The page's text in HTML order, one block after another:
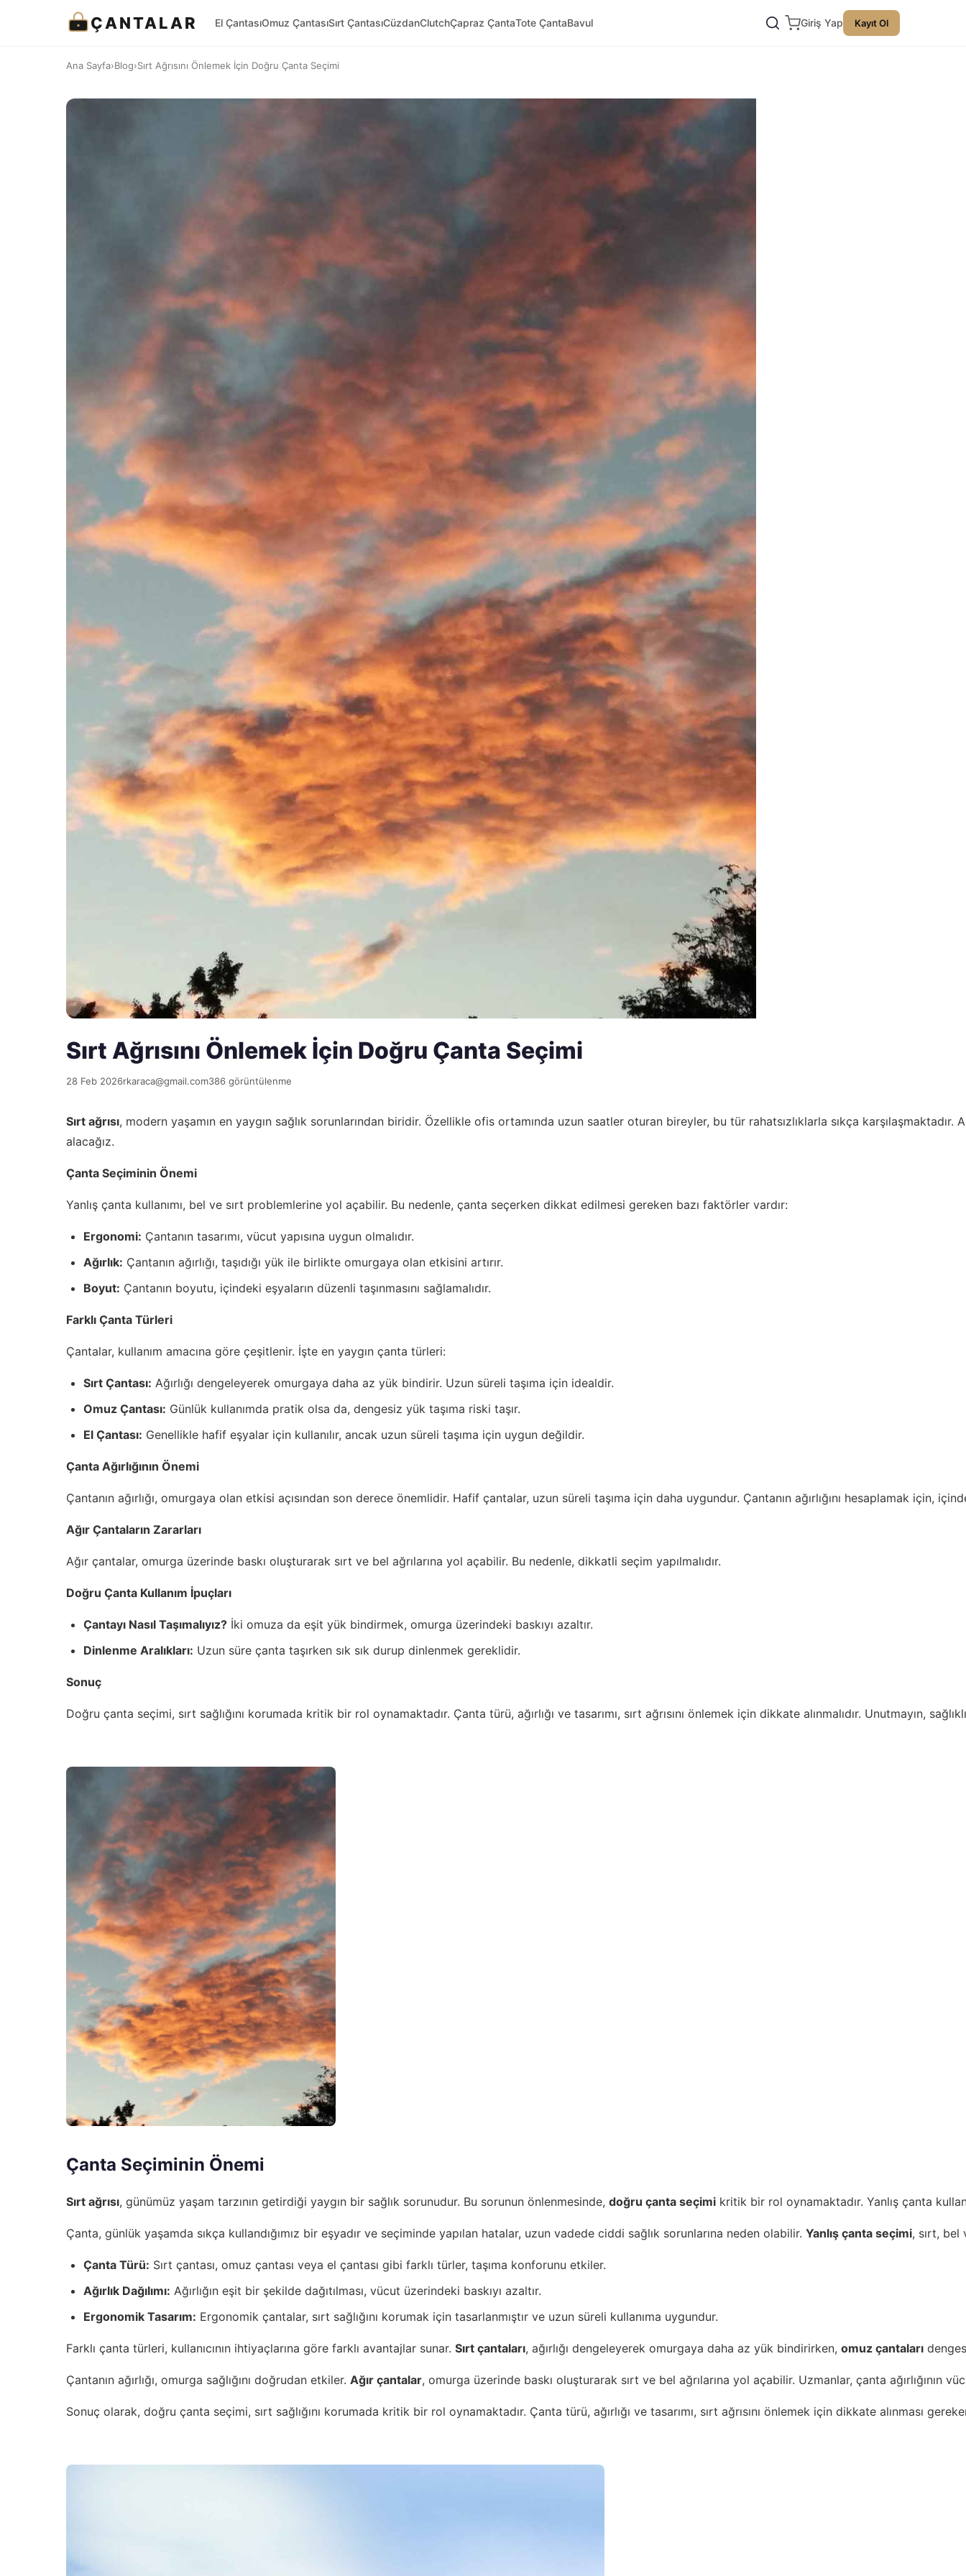
ÇANTALAR El ÇantasıOmuz ÇantasıSırt ÇantasıCüzdanClutchÇapraz ÇantaTote ÇantaBavul Giriş Yap Kayıt Ol
Ana Sayfa›Blog›Sırt Ağrısını Önlemek İçin Doğru Çanta Seçimi
Sırt Ağrısını Önlemek İçin Doğru Çanta Seçimi
28 Feb 2026rkaraca@gmail.com386 görüntülenme
Sırt ağrısı, modern yaşamın en yaygın sağlık sorunlarından biridir. Özellikle ofis ortamında uzun saatler oturan bireyler, bu tür rahatsızlıklarla sıkça
alacağız.
Çanta Seçiminin Önemi
Yanlış çanta kullanımı, bel ve sırt problemlerine yol açabilir. Bu nedenle, çanta seçerken dikkat edilmesi gereken bazı faktörler vardır:
Ergonomi: Çantanın tasarımı, vücut yapısına uygun olmalıdır.
Ağırlık: Çantanın ağırlığı, taşıdığı yük ile birlikte omurgaya olan etkisini artırır.
Boyut: Çantanın boyutu, içindeki eşyaların düzenli taşınmasını sağlamalıdır.
Farklı Çanta Türleri
Çantalar, kullanım amacına göre çeşitlenir. İşte en yaygın çanta türleri:
Sırt Çantası: Ağırlığı dengeleyerek omurgaya daha az yük bindirir. Uzun süreli taşıma için idealdir.
Omuz Çantası: Günlük kullanımda pratik olsa da, dengesiz yük taşıma riski taşır.
El Çantası: Genellikle hafif eşyalar için kullanılır, ancak uzun süreli taşıma için uygun değildir.
Çanta Ağırlığının Önemi
Çantanın ağırlığı, omurgaya olan etkisi açısından son derece önemlidir. Hafif çantalar, uzun süreli taşıma için daha uygundur. Çantanın ağırlığını hesaplamak için,
Ağır Çantaların Zararları
Ağır çantalar, omurga üzerinde baskı oluşturarak sırt ve bel ağrılarına yol açabilir. Bu nedenle, dikkatli seçim yapılmalıdır.
Doğru Çanta Kullanım İpuçları
Çantayı Nasıl Taşımalıyız? İki omuza da eşit yük bindirmek, omurga üzerindeki baskıyı azaltır.
Dinlenme Aralıkları: Uzun süre çanta taşırken sık sık durup dinlenmek gereklidir.
Sonuç
Doğru çanta seçimi, sırt sağlığını korumada kritik bir rol oynamaktadır. Çanta türü, ağırlığı ve tasarımı, sırt ağrısını önlemek için dikkate alınmalıdır. Unutmayın,
Çanta Seçiminin Önemi
Sırt ağrısı, günümüz yaşam tarzının getirdiği yaygın bir sağlık sorunudur. Bu sorunun önlenmesinde, doğru çanta seçimi kritik bir rol oynamaktadır. Yanlış çanta
Çanta, günlük yaşamda sıkça kullandığımız bir eşyadır ve seçiminde yapılan hatalar, uzun vadede ciddi sağlık sorunlarına neden olabilir. Yanlış çanta seçimi, sırt, bel
Çanta Türü: Sırt çantası, omuz çantası veya el çantası gibi farklı türler, taşıma konforunu etkiler.
Ağırlık Dağılımı: Ağırlığın eşit bir şekilde dağıtılması, vücut üzerindeki baskıyı azaltır.
Ergonomik Tasarım: Ergonomik çantalar, sırt sağlığını korumak için tasarlanmıştır ve uzun süreli kullanıma uygundur.
Farklı çanta türleri, kullanıcının ihtiyaçlarına göre farklı avantajlar sunar. Sırt çantaları, ağırlığı dengeleyerek omurgaya daha az yük bindirirken, omuz çantaları
Çantanın ağırlığı, omurga sağlığını doğrudan etkiler. Ağır çantalar, omurga üzerinde baskı oluşturarak sırt ve bel ağrılarına yol açabilir. Uzmanlar, çanta ağırlığının
Sonuç olarak, doğru çanta seçimi, sırt sağlığını korumada kritik bir rol oynamaktadır. Çanta türü, ağırlığı ve tasarımı, sırt ağrısını önlemek için dikkate alınması